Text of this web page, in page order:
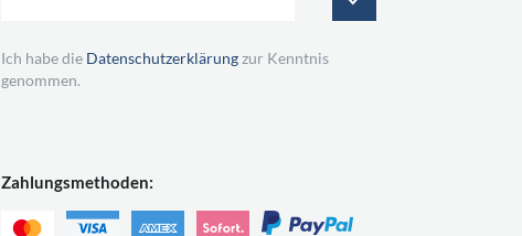
Ich habe die Datenschutzerklärungzur Kenntnis
genommen.
Zahlungsmethoden: